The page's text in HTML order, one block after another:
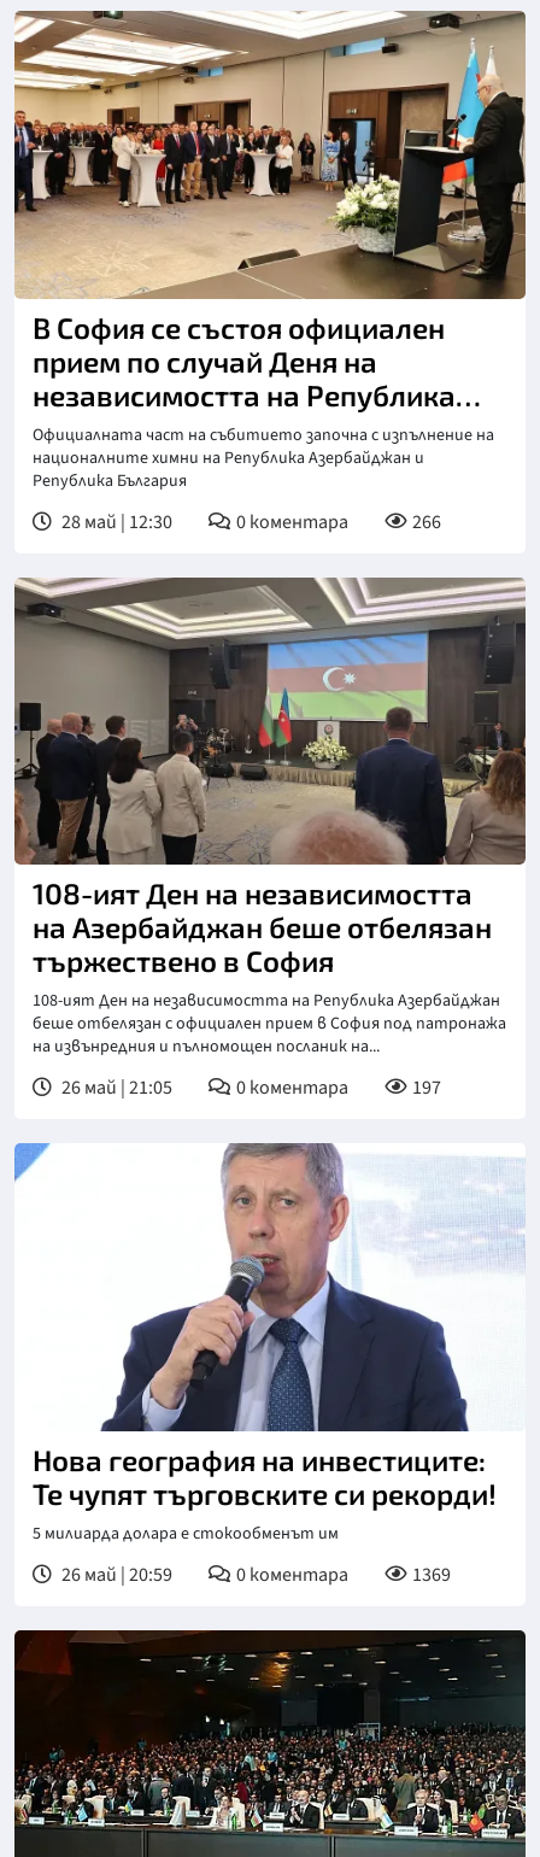
В София се състоя официален
прием по случай Деня на
независимостта на Република
Азербайджан
Официалната част на събитието започна с изпълнение на
националните химни на Република Азербайджан и
Република България
28 май | 12:30 0коментара 266
108-ият Ден на независимостта
на Азербайджан беше отбелязан
тържествено в София
108-ият Ден на независимостта на Република Азербайджан
беше отбелязан с официален прием в София под патронажа
на извънредния и пълномощен посланик на...
26 май | 21:05 0коментара 197
Нова география на инвестиците:
Те чупят търговските си рекорди!
5 милиарда долара е стокообменът им
26 май | 20:59 0коментара 1369